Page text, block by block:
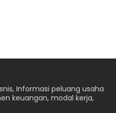
Informasi peluang usaha
keuangan, modal kerja,